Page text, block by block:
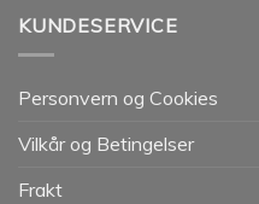
KUNDESERVICE
Personvern og Cookies
Vilkår og Betingelser
Frakt